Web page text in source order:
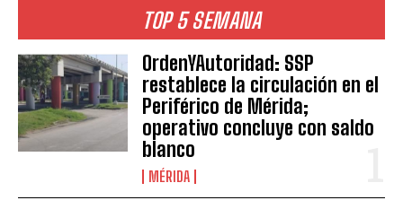
TOP 5 SEMANA
OrdenYAutoridad: SSP
restablece la circulación en el
Periférico de Mérida;
operativo concluye con saldo
blanco
MÉRIDA